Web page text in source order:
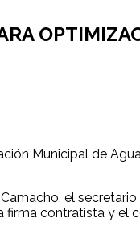
Municipal de
el
contratista y el